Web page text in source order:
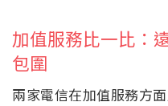
加值服務比一比：
包圍
兩家電信在加值服務方